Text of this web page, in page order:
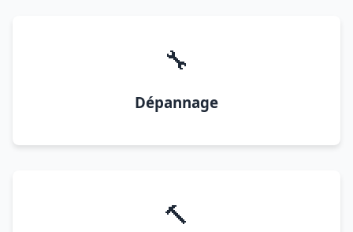
🔧
Dépannage
🔨